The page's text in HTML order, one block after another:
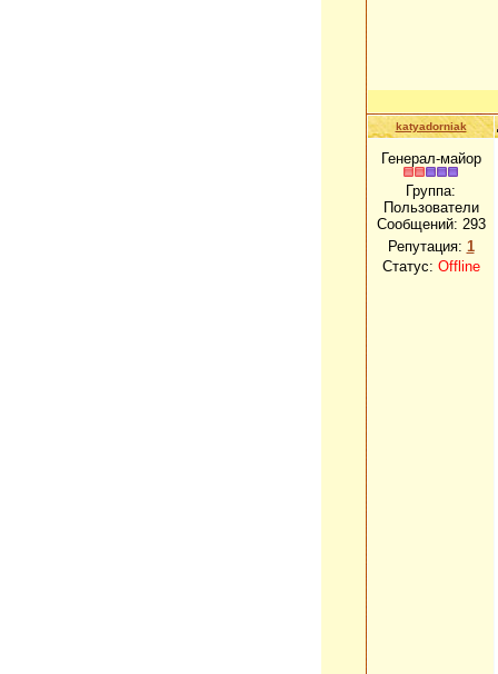
katyadorniak
Генерал-майор
Группа:
Пользователи
Сообщений: 293
Репутация: 1
Статус: Offline